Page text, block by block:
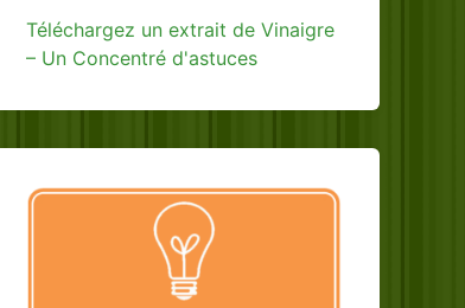
Téléchargez un extrait de Vinaigre
– Un Concentré d'astuces